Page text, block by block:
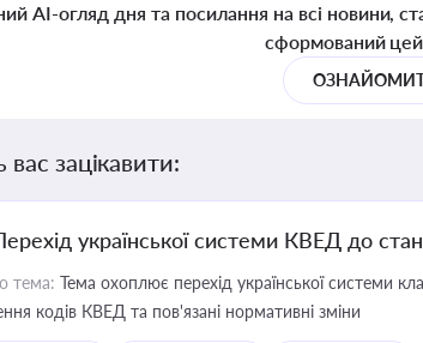
AI-огляд дня та посилання на всі новини,
сформований
зацікавити:
української системи КВЕД до
тема: Тема охоплює перехід української системи
кодів КВЕД та пов'язані нормативні зміни